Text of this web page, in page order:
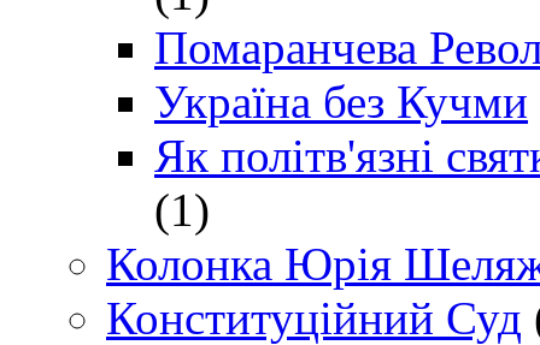
Помаранчева
Україна без Кучми
Як політв'язні
(1)
Колонка Юрія
Конституційний Суд